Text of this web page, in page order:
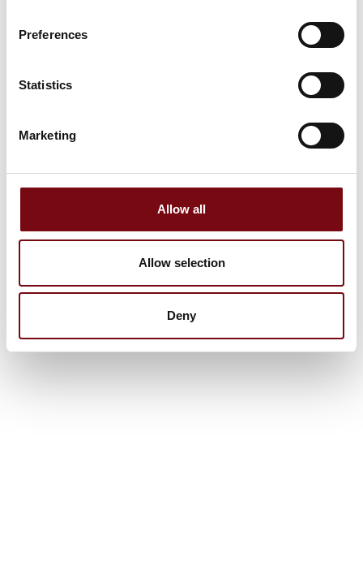
Preferences
Statistics
Marketing
Allow all
Allow selection
Deny